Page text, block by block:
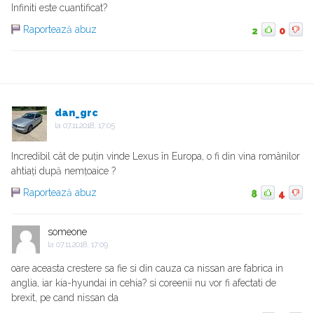
Infiniti este cuantificat?
Raportează abuz
2 0
dan_grc
la 07.11.2018, 17:05
Incredibil cât de puțin vinde Lexus în Europa, o fi din vina românilor
ahtiați după nemțoaice ?
Raportează abuz
8 4
someone
la 07.11.2018, 17:09
oare aceasta crestere sa fie si din cauza ca nissan are fabrica in
anglia, iar kia-hyundai in cehia? si coreenii nu vor fi afectati de
brexit, pe cand nissan da